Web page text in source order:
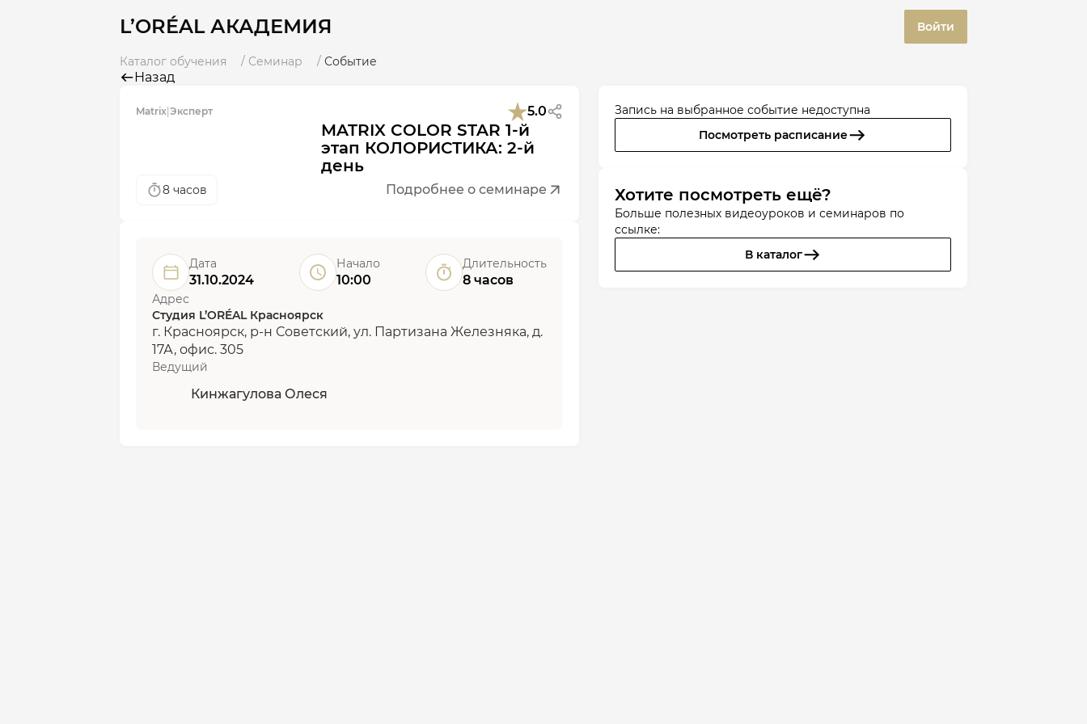
L’ORÉAL АКАДЕМИЯ Войти
Каталог обучения Семинар Событие
Назад
Matrix Эксперт 5.0
MATRIX COLOR STAR 1-й
этап КОЛОРИСТИКА: 2-й
день
8 часов Подробнее о семинаре
Дата
31.10.2024
Начало
10:00
Длительность
8 часов
Адрес
Студия L’ORÉAL Красноярск
г. Красноярск, р-н Советский, ул. Партизана Железняка, д.
17А, офис. 305
Ведущий
Кинжагулова Олеся
Запись на выбранное событие недоступна
Посмотреть расписание
Хотите посмотреть ещё?
Больше полезных видеоуроков и семинаров по
ссылке:
В каталог